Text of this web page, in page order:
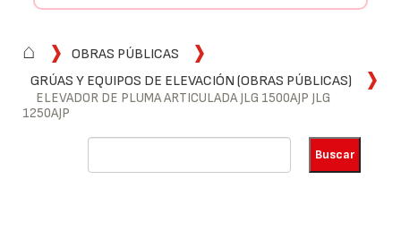
⌂
OBRAS PÚBLICAS
GRÚAS Y EQUIPOS DE ELEVACIÓN (OBRAS PÚBLICAS)
ELEVADOR DE PLUMA ARTICULADA JLG 1500AJP JLG
1250AJP